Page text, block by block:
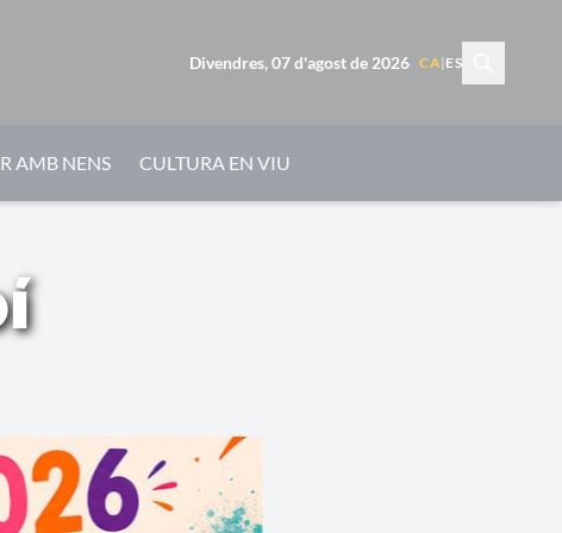
Divendres, 07 d'agost de 2026 CA| ES
AMB NENS CULTURA EN VIU